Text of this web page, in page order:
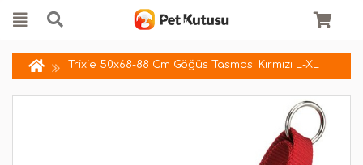
Trixie 50x68-88 Cm Göğüs Tasması Kırmızı L-XL